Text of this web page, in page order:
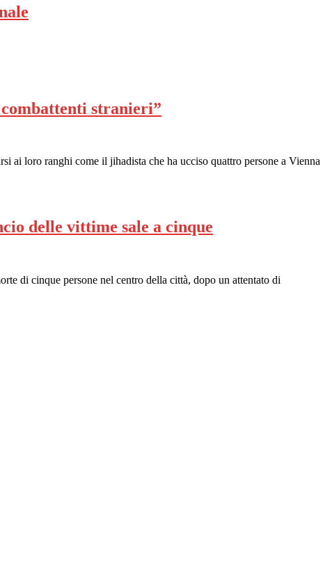
stranieri”
ai loro ranghi come il jihadista che ha ucciso quattro persone a Vienna
delle vittime sale a cinque
di cinque persone nel centro della città, dopo un attentato di